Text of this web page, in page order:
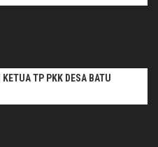
TP PKK DESA BATU